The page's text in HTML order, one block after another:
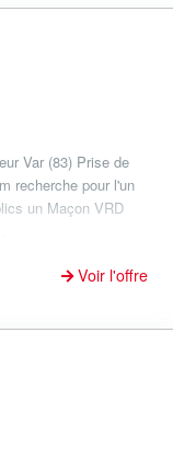
Var (83) Prise de
recherche pour l'un
un Maçon VRD
Voir l'offre